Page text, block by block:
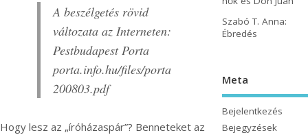
A beszélgetés rövid
változata az Interneten:
Pestbudapest Porta
porta.info.hu/files/porta
200803.pdf
Hogy lesz az „íróházaspár”? Benneteket az
Szabó T. Anna:
Ébredés
Meta
Bejelentkezés
Bejegyzések